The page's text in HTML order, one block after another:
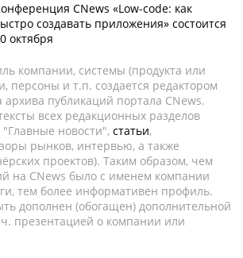
CNews «Low-code: как
создавать приложения» состоится
октября
компании, системы (продукта или
персоны и т.п. создается редактором
архива публикаций портала CNews.
всех редакционных разделов
новости", статьи,
рынков, интервью, а также
проектов). Таким образом, чем
на CNews было с именем компании
тем более информативен профиль.
дополнен (обогащен) дополнительной
презентацией о компании или